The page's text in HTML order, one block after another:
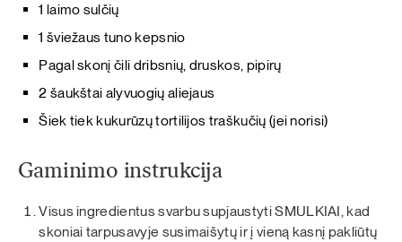
1 laimo sulčių
1 šviežaus tuno kepsnio
Pagal skonį čili dribsnių, druskos, pipirų
2 šaukštai alyvuogių aliejaus
Šiek tiek kukurūzų tortilijos traškučių (jei norisi)
Gaminimo instrukcija
Visus ingredientus svarbu supjaustyti SMULKIAI, kad
skoniai tarpusavyje susimaišytų ir į vieną kasnį pakliūtų